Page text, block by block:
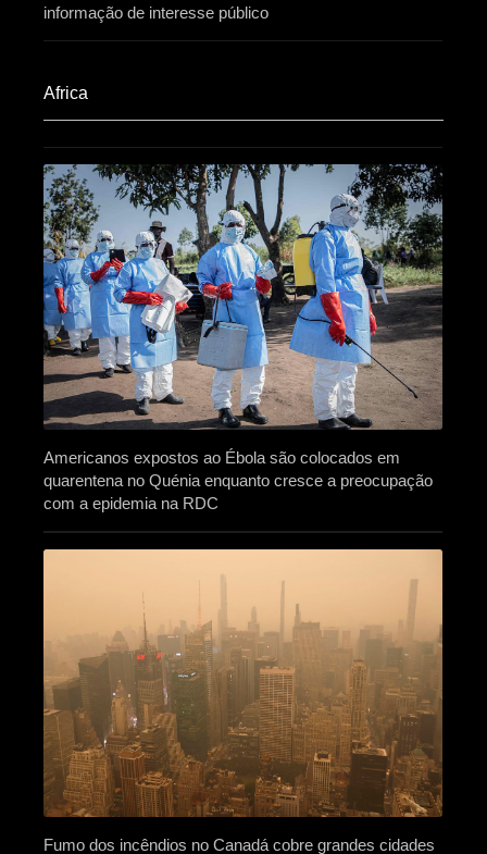
informação de interesse público
Africa​
Americanos expostos ao Ébola são colocados em
quarentena no Quénia enquanto cresce a preocupação
com a epidemia na RDC
Fumo dos incêndios no Canadá cobre grandes cidades